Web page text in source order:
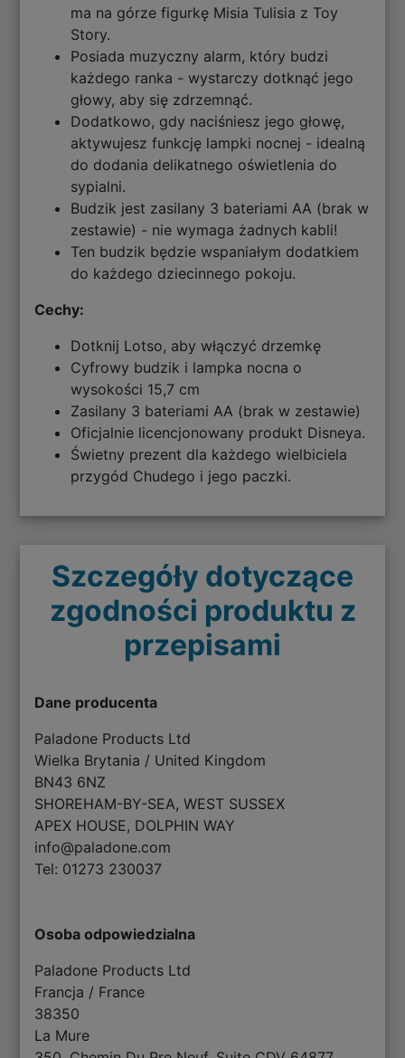
ma na górze figurkę Misia Tulisia z Toy
Story.
Posiada muzyczny alarm, który budzi
każdego ranka - wystarczy dotknąć jego
głowy, aby się zdrzemnąć.
Dodatkowo, gdy naciśniesz jego głowę,
aktywujesz funkcję lampki nocnej - idealną
do dodania delikatnego oświetlenia do
sypialni.
Budzik jest zasilany 3 bateriami AA (brak w
zestawie) - nie wymaga żadnych kabli!
Ten budzik będzie wspaniałym dodatkiem
do każdego dziecinnego pokoju.
Cechy:
Dotknij Lotso, aby włączyć drzemkę
Cyfrowy budzik i lampka nocna o
wysokości 15,7 cm
Zasilany 3 bateriami AA (brak w zestawie)
Oficjalnie licencjonowany produkt Disneya.
Świetny prezent dla każdego wielbiciela
przygód Chudego i jego paczki.
Szczegóły dotyczące
zgodności produktu z
przepisami
Dane producenta
Paladone Products Ltd
Wielka Brytania / United Kingdom
BN43 6NZ
SHOREHAM-BY-SEA, WEST SUSSEX
APEX HOUSE, DOLPHIN WAY
info@paladone.com
Tel: 01273 230037
Osoba odpowiedzialna
Paladone Products Ltd
Francja / France
38350
La Mure